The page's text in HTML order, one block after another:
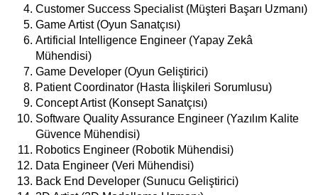
Customer Success Specialist (Müşteri Başarı Uzmanı)
Game Artist (Oyun Sanatçısı)
Artificial Intelligence Engineer (Yapay Zekâ
Mühendisi)
Game Developer (Oyun Geliştirici)
Patient Coordinator (Hasta İlişkileri Sorumlusu)
Concept Artist (Konsept Sanatçısı)
Software Quality Assurance Engineer (Yazılım Kalite
Güvence Mühendisi)
Robotics Engineer (Robotik Mühendisi)
Data Engineer (Veri Mühendisi)
Back End Developer (Sunucu Geliştirici)